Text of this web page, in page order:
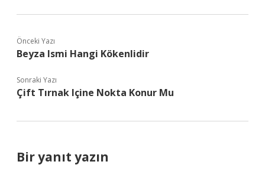
Önceki Yazı
Beyza Ismi Hangi Kökenlidir
Sonraki Yazı
Çift Tırnak Içine Nokta Konur Mu
Bir yanıt yazın